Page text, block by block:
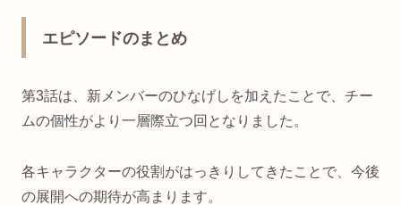
エピソードのまとめ
第3話は、新メンバーのひなげしを加えたことで、チー
ムの個性がより一層際立つ回となりました。
各キャラクターの役割がはっきりしてきたことで、今後
の展開への期待が高まります。